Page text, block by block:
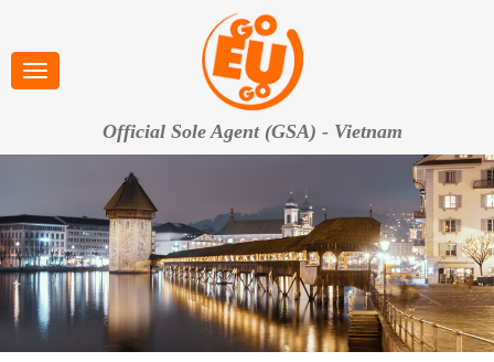
Official Sole Agent (GSA) - Vietnam